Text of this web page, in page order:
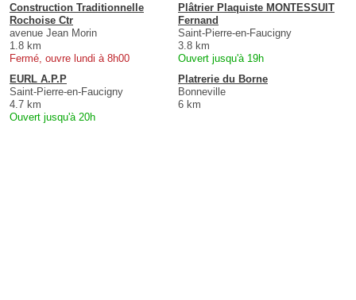
Construction Traditionnelle
Rochoise Ctr
avenue Jean Morin
1.8 km
Fermé, ouvre lundi à 8h00
Plâtrier Plaquiste MONTESSUIT
Fernand
Saint-Pierre-en-Faucigny
3.8 km
Ouvert jusqu'à 19h
EURL A.P.P
Saint-Pierre-en-Faucigny
4.7 km
Ouvert jusqu'à 20h
Platrerie du Borne
Bonneville
6 km